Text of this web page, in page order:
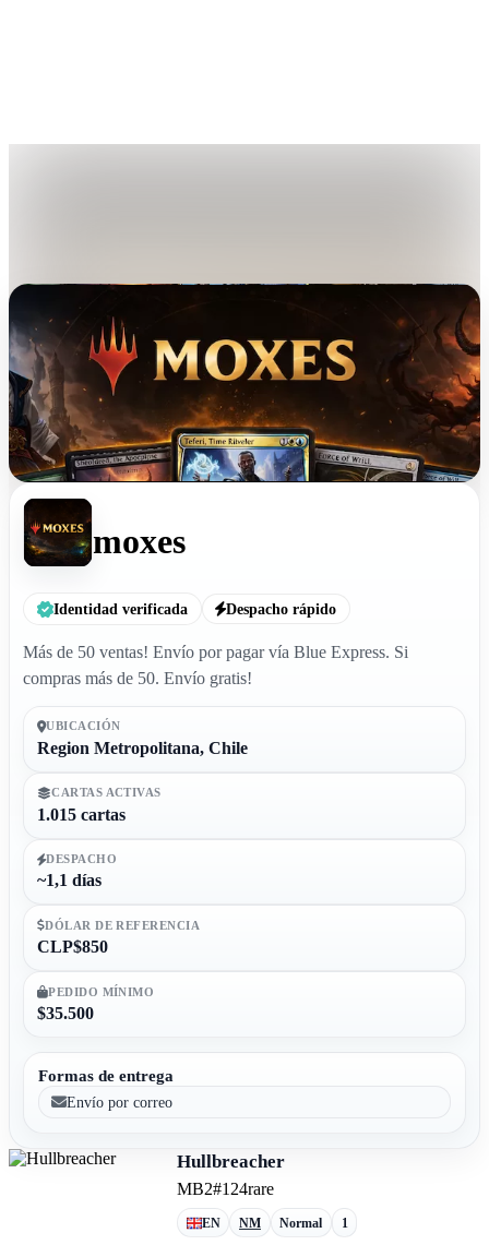
moxes
Identidad verificada Despacho rápido
Más de 50 ventas! Envío por pagar vía Blue Express. Si
compras más de 50. Envío gratis!
UBICACIÓN
Region Metropolitana, Chile
CARTAS ACTIVAS
1.015 cartas
DESPACHO
~1,1 días
DÓLAR DE REFERENCIA
CLP$850
PEDIDO MÍNIMO
$35.500
Formas de entrega
Envío por correo
Hullbreacher
MB2#124rare
EN NM Normal 1